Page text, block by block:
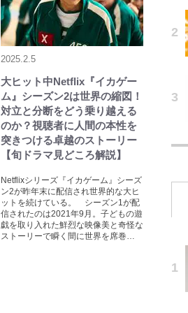
2025.2.5
大ヒット中Netflix『イカゲー
ム』シーズン2は世界の縮図！
対立と分断をどう乗り越える
のか？視聴者に人間の本性を
突きつける卓越のストーリー
【旬ドラマ見どころ解説】
Netflixシリーズ『イカゲーム』シーズ
ン2が昨年末に配信され世界的な大ヒ
ットを続けている。 シーズン1が配
信されたのは2021年9月。子どもの遊
戯を取り入れた鮮烈な映像美と奇怪な
ストーリーで瞬く間に世界を席巻…